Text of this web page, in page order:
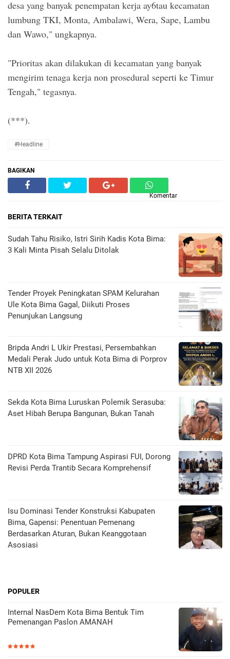
desa yang banyak penempatan kerja ay6tau kecamatan
lumbung TKI, Monta, Ambalawi, Wera, Sape, Lambu
dan Wawo," ungkapnya.
"Prioritas akan dilakukan di kecamatan yang banyak
mengirim tenaga kerja non prosedural seperti ke Timur
Tengah," tegasnya.
(***).
#Headline
BAGIKAN
Komentar
BERITA TERKAIT
Sudah Tahu Risiko, Istri Sirih Kadis Kota Bima:
3 Kali Minta Pisah Selalu Ditolak
Tender Proyek Peningkatan SPAM Kelurahan
Ule Kota Bima Gagal, Diikuti Proses
Penunjukan Langsung
Bripda Andri L Ukir Prestasi, Persembahkan
Medali Perak Judo untuk Kota Bima di Porprov
NTB XII 2026
Sekda Kota Bima Luruskan Polemik Serasuba:
Aset Hibah Berupa Bangunan, Bukan Tanah
DPRD Kota Bima Tampung Aspirasi FUI, Dorong
Revisi Perda Trantib Secara Komprehensif
Isu Dominasi Tender Konstruksi Kabupaten
Bima, Gapensi: Penentuan Pemenang
Berdasarkan Aturan, Bukan Keanggotaan
Asosiasi
POPULER
Internal NasDem Kota Bima Bentuk Tim
Pemenangan Paslon AMANAH